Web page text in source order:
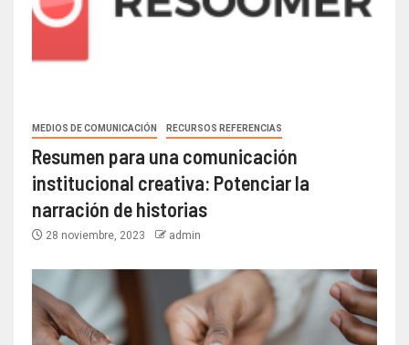
MEDIOS DE COMUNICACIÓN RECURSOS REFERENCIAS
Resumen para una comunicación
institucional creativa: Potenciar la
narración de historias
28 noviembre, 2023 admin